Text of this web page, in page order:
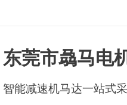
东莞市骉马电
智能减速机马达一站式